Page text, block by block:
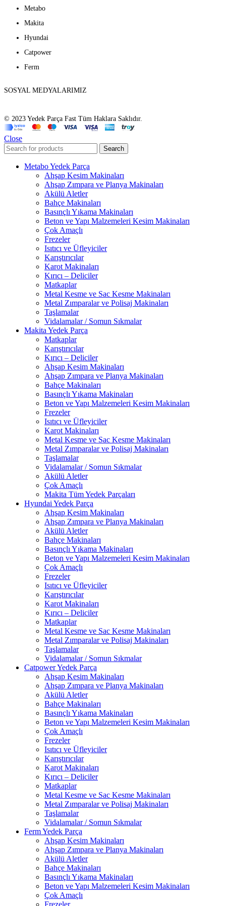
Metabo
Makita
Hyundai
Catpower
Ferm
SOSYAL MEDYALARIMIZ
© 2023 Yedek Parça Fast Tüm Haklara Saklıdır.
Close
Search
Metabo Yedek Parça
Ahşap Kesim Makinaları
Ahşap Zımpara ve Planya Makinaları
Akülü Aletler
Bahçe Makinaları
Basınçlı Yıkama Makinaları
Beton ve Yapı Malzemeleri Kesim Makinaları
Çok Amaçlı
Frezeler
Isıtıcı ve Üfleyiciler
Karıştırıcılar
Karot Makinaları
Kırıcı – Deliciler
Matkaplar
Metal Kesme ve Sac Kesme Makinaları
Metal Zımparalar ve Polisaj Makinaları
Taşlamalar
Vidalamalar / Somun Sıkmalar
Makita Yedek Parça
Matkaplar
Karıştırıcılar
Kırıcı – Deliciler
Ahşap Kesim Makinaları
Ahşap Zımpara ve Planya Makinaları
Bahçe Makinaları
Basınçlı Yıkama Makinaları
Beton ve Yapı Malzemeleri Kesim Makinaları
Frezeler
Isıtıcı ve Üfleyiciler
Karot Makinaları
Metal Kesme ve Sac Kesme Makinaları
Metal Zımparalar ve Polisaj Makinaları
Taşlamalar
Vidalamalar / Somun Sıkmalar
Akülü Aletler
Çok Amaçlı
Makita Tüm Yedek Parçaları
Hyundai Yedek Parça
Ahşap Kesim Makinaları
Ahşap Zımpara ve Planya Makinaları
Akülü Aletler
Bahçe Makinaları
Basınçlı Yıkama Makinaları
Beton ve Yapı Malzemeleri Kesim Makinaları
Çok Amaçlı
Frezeler
Isıtıcı ve Üfleyiciler
Karıştırıcılar
Karot Makinaları
Kırıcı – Deliciler
Matkaplar
Metal Kesme ve Sac Kesme Makinaları
Metal Zımparalar ve Polisaj Makinaları
Taşlamalar
Vidalamalar / Somun Sıkmalar
Catpower Yedek Parça
Ahşap Kesim Makinaları
Ahşap Zımpara ve Planya Makinaları
Akülü Aletler
Bahçe Makinaları
Basınçlı Yıkama Makinaları
Beton ve Yapı Malzemeleri Kesim Makinaları
Çok Amaçlı
Frezeler
Isıtıcı ve Üfleyiciler
Karıştırıcılar
Karot Makinaları
Kırıcı – Deliciler
Matkaplar
Metal Kesme ve Sac Kesme Makinaları
Metal Zımparalar ve Polisaj Makinaları
Taşlamalar
Vidalamalar / Somun Sıkmalar
Ferm Yedek Parça
Ahşap Kesim Makinaları
Ahşap Zımpara ve Planya Makinaları
Akülü Aletler
Bahçe Makinaları
Basınçlı Yıkama Makinaları
Beton ve Yapı Malzemeleri Kesim Makinaları
Çok Amaçlı
Frezeler